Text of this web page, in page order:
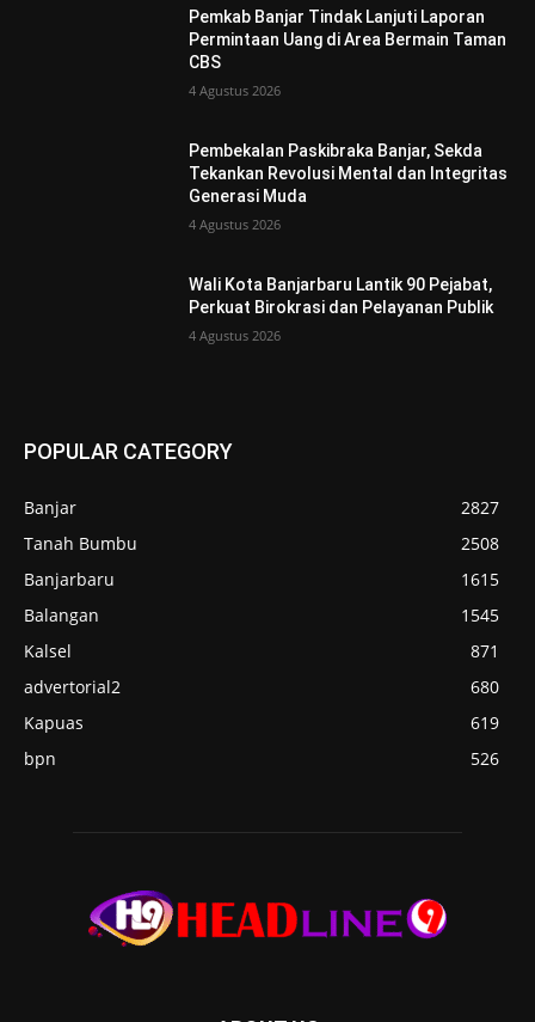
Pemkab Banjar Tindak Lanjuti Laporan
Permintaan Uang di Area Bermain Taman
CBS
4 Agustus 2026
Pembekalan Paskibraka Banjar, Sekda
Tekankan Revolusi Mental dan Integritas
Generasi Muda
4 Agustus 2026
Wali Kota Banjarbaru Lantik 90 Pejabat,
Perkuat Birokrasi dan Pelayanan Publik
4 Agustus 2026
POPULAR CATEGORY
Banjar
2827
Tanah Bumbu
2508
Banjarbaru
1615
Balangan
1545
Kalsel
871
advertorial2
680
Kapuas
619
bpn
526